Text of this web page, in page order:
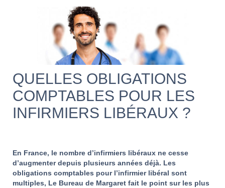
QUELLES OBLIGATIONS
COMPTABLES POUR LES
INFIRMIERS LIBÉRAUX ?
En France, le nombre d’infirmiers libéraux ne cesse
d’augmenter depuis plusieurs années déjà. Les
obligations comptables pour l’infirmier libéral sont
multiples, Le Bureau de Margaret fait le point sur les plus